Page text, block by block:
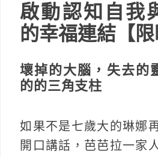
啟動認知自我
的幸福連結【限
壞掉的大腦，失去的
的的三角支柱
如果不是七歲大的琳娜
開口講話，芭芭拉一家